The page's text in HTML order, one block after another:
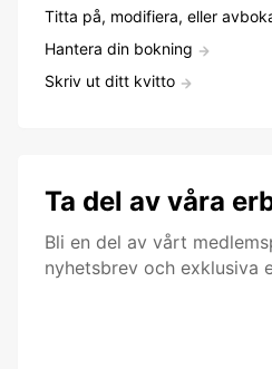
Titta på, modifiera, eller
Hantera din bokning
Skriv ut ditt kvitto
Ta del av våra
Bli en del av vårt
nyhetsbrev och exklusiva